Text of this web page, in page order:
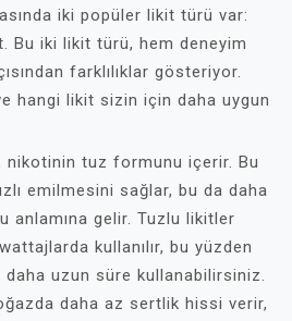
iki popüler likit türü var:
Bu iki likit türü, hem deneyim
farklılıklar gösteriyor.
hangi likit sizin için daha uygun
nikotinin tuz formunu içerir. Bu
emilmesini sağlar, bu da daha
anlamına gelir. Tuzlu likitler
kullanılır, bu yüzden
daha uzun süre kullanabilirsiniz.
daha az sertlik hissi verir,